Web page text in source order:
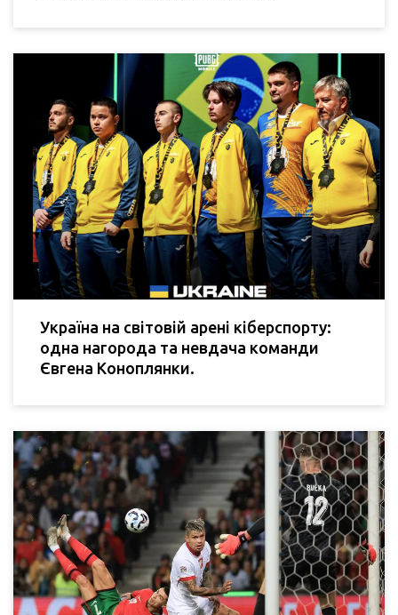
Україна на світовій арені кіберспорту:
одна нагорода та невдача команди
Євгена Коноплянки.